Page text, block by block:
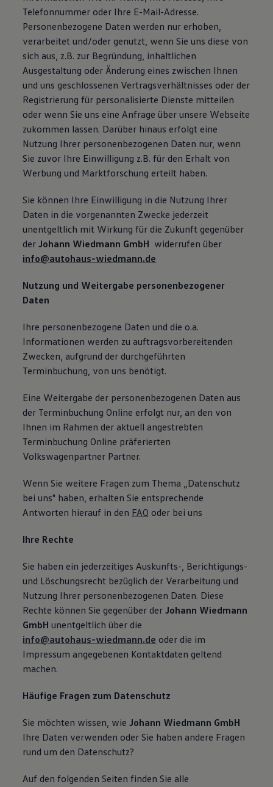
Telefonnummer oder Ihre E-Mail-Adresse.
Personenbezogene Daten werden nur erhoben,
verarbeitet und/oder genutzt, wenn Sie uns diese von
sich aus, z.B. zur Begründung, inhaltlichen
Ausgestaltung oder Änderung eines zwischen Ihnen
und uns geschlossenen Vertragsverhältnisses oder der
Registrierung für personalisierte Dienste mitteilen
oder wenn Sie uns eine Anfrage über unsere Webseite
zukommen lassen. Darüber hinaus erfolgt eine
Nutzung Ihrer personenbezogenen Daten nur, wenn
Sie zuvor Ihre Einwilligung z.B. für den Erhalt von
Werbung und Marktforschung erteilt haben.
Sie können Ihre Einwilligung in die Nutzung Ihrer
Daten in die vorgenannten Zwecke jederzeit
unentgeltlich mit Wirkung für die Zukunft gegenüber
derJohann Wiedmann GmbH widerrufen über
info@autohaus-wiedmann.de
Nutzung und Weitergabe personenbezogener
Daten
Ihre personenbezogene Daten und die o.a.
Informationen werden zu auftragsvorbereitenden
Zwecken, aufgrund der durchgeführten
Terminbuchung, von uns benötigt.
Eine Weitergabe der personenbezogenen Daten aus
der Terminbuchung Online erfolgt nur, an den von
Ihnen im Rahmen der aktuell angestrebten
Terminbuchung Online präferierten
Volkswagenpartner Partner.
Wenn Sie weitere Fragen zum Thema „Datenschutz
bei uns" haben, erhalten Sie entsprechende
Antworten hierauf in den FAQ oder bei uns
Ihre Rechte
Sie haben ein jederzeitiges Auskunfts-, Berichtigungs-
und Löschungsrecht bezüglich der Verarbeitung und
Nutzung Ihrer personenbezogenen Daten. Diese
Rechte können Sie gegenüber derJohann Wiedmann
GmbH unentgeltlich über die
info@autohaus-wiedmann.de oder die im
Impressum angegebenen Kontaktdaten geltend
machen.
Häufige Fragen zum Datenschutz
Sie möchten wissen, wieJohann Wiedmann GmbH
Ihre Daten verwenden oder Sie haben andere Fragen
rund um den Datenschutz?
Auf den folgenden Seiten finden Sie alle